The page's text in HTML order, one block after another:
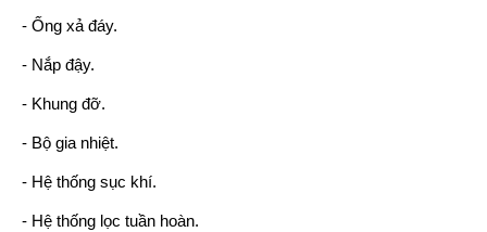
- Ống xả đáy.
- Nắp đậy.
- Khung đỡ.
- Bộ gia nhiệt.
- Hệ thống sục khí.
- Hệ thống lọc tuần hoàn.